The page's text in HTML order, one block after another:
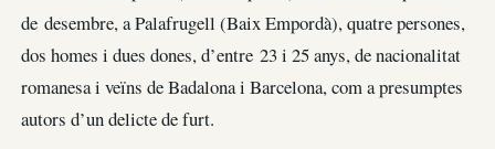
de desembre, a Palafrugell (Baix Empordà), quatre persones,
dos homes i dues dones, d’entre 23 i 25 anys, de nacionalitat
romanesa i veïns de Badalona i Barcelona, com a presumptes
autors d’un delicte de furt.